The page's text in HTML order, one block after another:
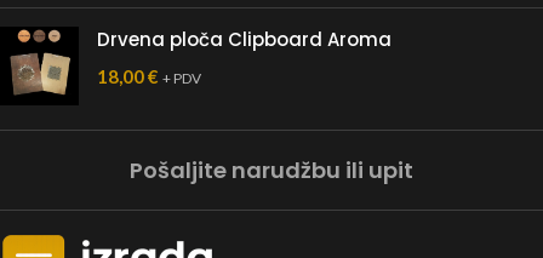
Drvena ploča Clipboard Aroma
18,00€ + PDV
Pošaljite narudžbu ili upit